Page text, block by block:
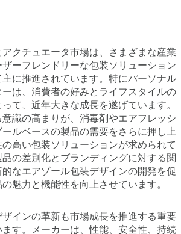
クチュエータ市場は、さまざまな産業
ーフレンドリーな包装ソリューション
に推進されています。特にパーソナル
は、消費者の好みとライフスタイルの
て、近年大きな成長を遂げています。
識の高まりが、消毒剤やエアフレッシ
ルベースの製品の需要をさらに押し上
高い包装ソリューションが求められて
の差別化とブランディングに対する関
なエアゾール包装デザインの開発を促
魅力と機能性を向上させています。
インの革新も市場成長を推進する重要
す。メーカーは、性能、安全性、持続